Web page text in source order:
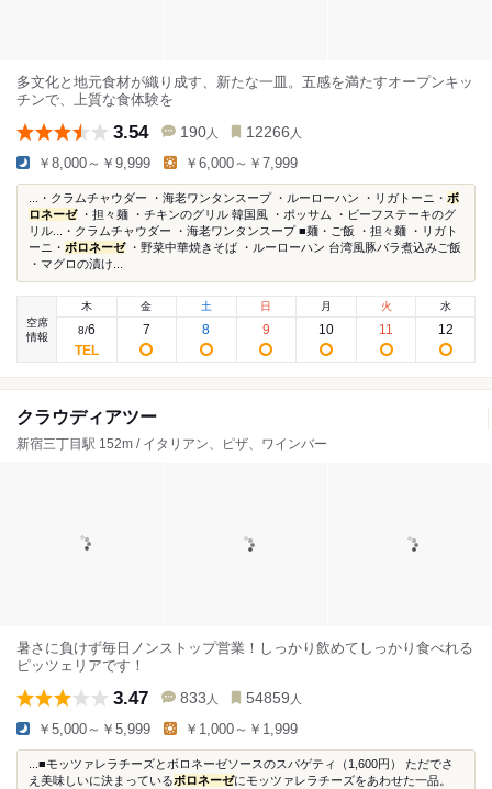
多文化と地元食材が織り成す、新たな一皿。五感を満たすオープンキッ
チンで、上質な食体験を
3.54 190 人 12266 人
￥8,000～￥9,999 ￥6,000～￥7,999
...・クラムチャウダー ・海老ワンタンスープ ・ルーローハン ・リガトーニ・ ボ
ロネーゼ・担々麺 ・チキンのグリル 韓国風 ・ポッサム ・ビーフステーキのグ
リル...・クラムチャウダー ・海老ワンタンスープ ■麺・ご飯 ・担々麺 ・リガト
ーニ・ ボロネーゼ・野菜中華焼きそば ・ルーローハン 台湾風豚バラ煮込みご飯
・マグロの漬け...
空席
情報
木
8/6
金
7
土
8
日
9
月
10
火
11
水
12
クラウディアツー
新宿三丁目駅 152m / イタリアン、ピザ、ワインバー
暑さに負けず毎日ノンストップ営業！しっかり飲めてしっかり食べれる
ピッツェリアです！
3.47 833 人 54859 人
￥5,000～￥5,999 ￥1,000～￥1,999
...■モッツァレラチーズとボロネーゼソースのスパゲティ（1,600円） ただでさ
え美味しいに決まっているボロネーゼにモッツァレラチーズをあわせた一品。